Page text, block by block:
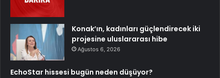
Konak’ın, kadınları güçlendirecek iki
projesine uluslararası hibe
Ağustos 6, 2026
EchoStar hissesi bugün neden düşüyor?